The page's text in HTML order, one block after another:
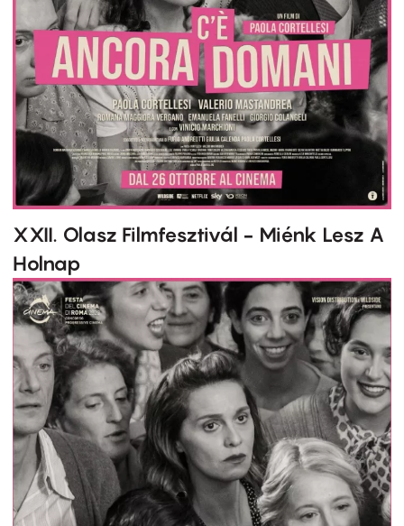
XXII. Olasz Filmfesztivál - Miénk Lesz A
Holnap